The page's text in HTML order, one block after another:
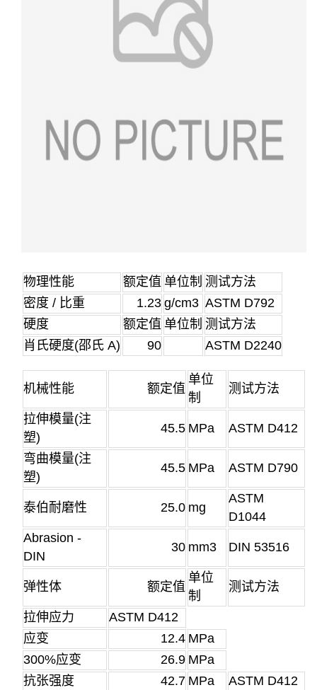
物理性能 额定值 单位制 测试方法
密度 / 比重
1.23 g/cm3 ASTM D792
硬度
额定值 单位制 测试方法
肖氏硬度(邵氏 A) 90 ASTM D2240
机械性能 额定值
单位
制
测试方法
拉伸模量(注
塑)
45.5 MPa ASTM D412
弯曲模量(注
塑)
45.5 MPa ASTM D790
泰伯耐磨性 25.0 mg
ASTM
D1044
Abrasion -
DIN
30 mm3 DIN 53516
弹性体 额定值
单位
制
测试方法
拉伸应力
ASTM D412
应变
12.4 MPa
300%应变
26.9 MPa
抗张强度
42.7 MPa
ASTM D412